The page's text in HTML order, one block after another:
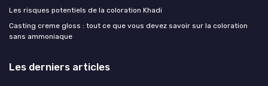
Les risques potentiels de la coloration Khadi
Casting creme gloss : tout ce que vous devez savoir sur la coloration
sans ammoniaque
Les derniers articles